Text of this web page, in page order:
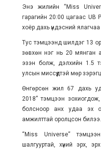
Энэ жилийн “Miss
гарагийн 20:00 цагаас UB
хоёр дахь үндэсний
Тус тэмцээнд шилдэг 13
зөвхөн нэг нь 20 мянган
эзэн болж, дэлхийн 1.5
улсын миссүүдтэй мөр
Өнгөрсөн жил 67 дахь
2018” тэмцээн
болсноор анх удаа эх
амжилттай оролцсон билээ.
“Miss Universe”
шалгууртай, хүний эрх,